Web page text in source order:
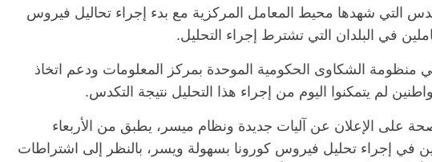
التي شهدها محيط المعامل المركزية مع بدء إجراء تحاليل فيروس
في البلدان التي تشترط إجراء التحليل.
منظومة الشكاوى الحكومية الموحدة بمركز المعلومات ودعم اتخاذ
لم يتمكنوا اليوم من إجراء هذا التحليل نتيجة التكدس.
على الإعلان عن آليات جديدة ونظام ميسر، يطبق من الأربعاء
في إجراء تحليل فيروس كورونا بسهولة ويسر، بالنظر إلى اشتراطات